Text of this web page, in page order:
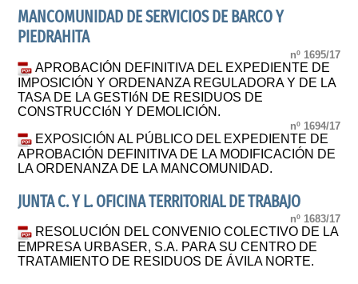
MANCOMUNIDAD DE SERVICIOS DE BARCO Y
PIEDRAHITA
nº 1695/17
APROBACIÓN DEFINITIVA DEL EXPEDIENTE DE
IMPOSICIÓN Y ORDENANZA REGULADORA Y DE LA
TASA DE LA GESTIóN DE RESIDUOS DE
CONSTRUCCIóN Y DEMOLICIÓN.
nº 1694/17
EXPOSICIÓN AL PÚBLICO DEL EXPEDIENTE DE
APROBACIÓN DEFINITIVA DE LA MODIFICACIÓN DE
LA ORDENANZA DE LA MANCOMUNIDAD.
JUNTA C. Y L. OFICINA TERRITORIAL DE TRABAJO
nº 1683/17
RESOLUCIÓN DEL CONVENIO COLECTIVO DE LA
EMPRESA URBASER, S.A. PARA SU CENTRO DE
TRATAMIENTO DE RESIDUOS DE ÁVILA NORTE.